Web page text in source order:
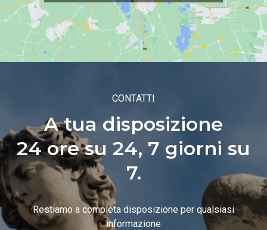
CONTATTI
A tua disposizione
24 ore su 24, 7 giorni su
7.
Restiamo a completa disposizione per qualsiasi
informazione